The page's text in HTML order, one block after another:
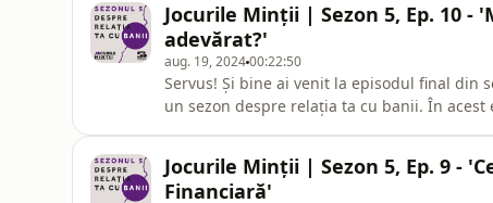
sens, vorbim des
Jocurile Minții | Sezon 5, Ep. 10 -
adevărat?'
aug. 19, 202400:22:50
Servus! Și bine ai venit la episodul final din
un sezon despre relația ta cu banii. În acest episod încheiem călătoria noastră cu o discuție
fericit&quo
Jocurile Minții | Sezon 5, Ep. 9 -
Financiară'